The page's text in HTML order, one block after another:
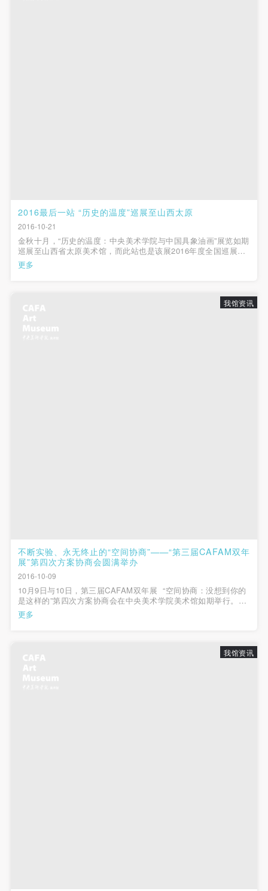
2016最后一站 “历史的温度”巡展至山西太原
2016-10-21
金秋十月，“历史的温度：中央美术学院与中国具象油画”展览如期
巡展至山西省太原美术馆，而此站也是该展2016年度全国巡展的
最后一站。拥有“表里山河”美誉的山西，造就了 “三晋”之人雄强豪
迈的人文历史，并在多元文化并存的当下展现出独特的艺术魅
更多
我馆资讯
不断实验、永无终止的“空间协商”——“第三届CAFAM双年
展”第四次方案协商会圆满举办
2016-10-09
10月9日与10日，第三届CAFAM双年展 “空间协商：没想到你的
是这样的”第四次方案协商会在中央美术学院美术馆如期举行。此
次会议为最后一次协商会，两天时间里，三十位协商员在八个分
场对百余方案进行了热烈地探讨与阐释。不仅方案提交者在阐述
更多
我馆资讯